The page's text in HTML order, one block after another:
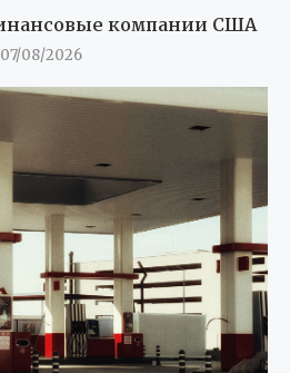
компании США
07/08/2026